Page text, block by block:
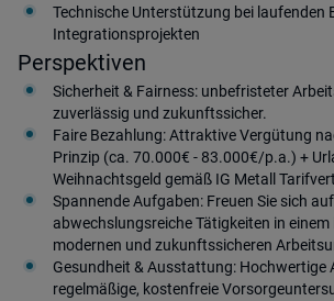
Technische Unterstützung bei laufenden
Integrationsprojekten
Perspektiven
Sicherheit & Fairness: unbefristeter
zuverlässig und zukunftssicher.
Faire Bezahlung: Attraktive Vergütung
Prinzip (ca. 70.000€ - 83.000€/p.a.) +
Weihnachtsgeld gemäß IG Metall
Spannende Aufgaben: Freuen Sie sich auf
abwechslungsreiche Tätigkeiten in einem
modernen und zukunftssicheren
Gesundheit & Ausstattung: Hochwertige
regelmäßige, kostenfreie